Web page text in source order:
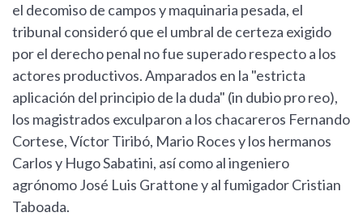
el decomiso de campos y maquinaria pesada, el
tribunal consideró que el umbral de certeza exigido
por el derecho penal no fue superado respecto a los
actores productivos. Amparados en la "estricta
aplicación del principio de la duda" (in dubio pro reo),
los magistrados exculparon a los chacareros Fernando
Cortese, Víctor Tiribó, Mario Roces y los hermanos
Carlos y Hugo Sabatini, así como al ingeniero
agrónomo José Luis Grattone y al fumigador Cristian
Taboada.